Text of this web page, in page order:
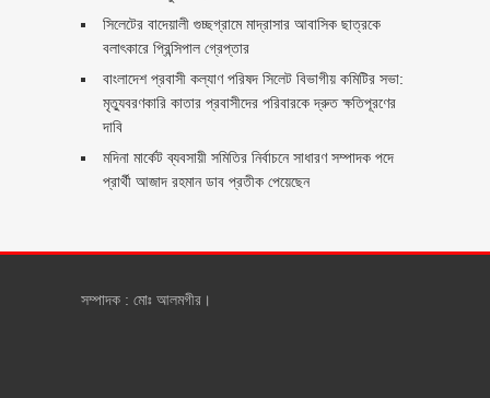
সিলেটের বাদেয়ালী গুচ্ছগ্রামে মাদ্রাসার আবাসিক ছাত্রকে
বলাৎকারে প্রিন্সিপাল গ্রেপ্তার ‎
বাংলাদেশ প্রবাসী কল্যাণ পরিষদ সিলেট বিভাগীয় কমিটির সভা:
মৃত্যুবরণকারি কাতার প্রবাসীদের পরিবারকে দ্রুত ক্ষতিপূরণের
দাবি
মদিনা মার্কেট ব্যবসায়ী সমিতির নির্বাচনে সাধারণ সম্পাদক পদে
প্রার্থী আজাদ রহমান ডাব প্রতীক পেয়েছেন ‎
সম্পাদক : মোঃ আলমগীর।